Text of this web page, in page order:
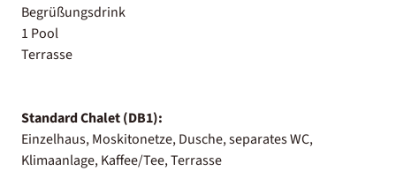
Begrüßungsdrink
1 Pool
Terrasse
Standard Chalet (DB1):
Einzelhaus, Moskitonetze, Dusche, separates WC,
Klimaanlage, Kaffee/Tee, Terrasse